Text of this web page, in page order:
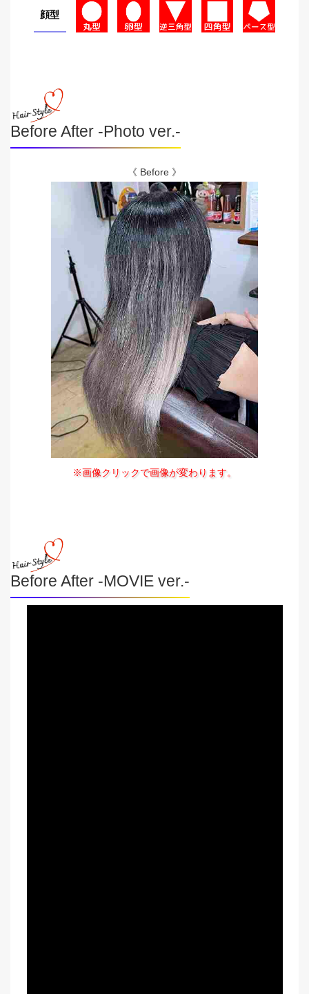
顔型
Before After -Photo ver.-
《 Before 》
※画像クリックで画像が変わります。
Before After -MOVIE ver.-